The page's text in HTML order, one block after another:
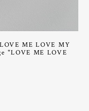
ME LOVE MY
"LOVE ME LOVE